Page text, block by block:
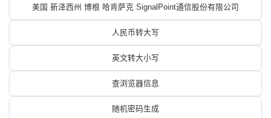
美国 新泽西州 博根 哈肯萨克 SignalPoint通信股份有限公司
人民币转大写
英文转大小写
查浏览器信息
随机密码生成